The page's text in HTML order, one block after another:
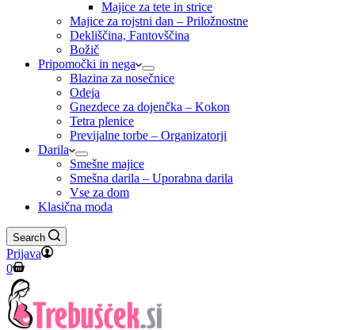
Majice za tete in strice
Majice za rojstni dan – Priložnostne
Dekliščina, Fantovščina
Božič
Pripomočki in nega
Blazina za nosečnice
Odeja
Gnezdece za dojenčka – Kokon
Tetra plenice
Previjalne torbe – Organizatorji
Darila
Smešne majice
Smešna darila – Uporabna darila
Vse za dom
Klasična moda
Search
Prijava
Shopping
cart
0